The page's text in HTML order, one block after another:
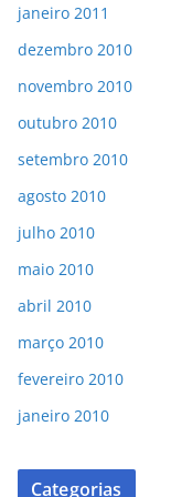
janeiro 2011
dezembro 2010
novembro 2010
outubro 2010
setembro 2010
agosto 2010
julho 2010
maio 2010
abril 2010
março 2010
fevereiro 2010
janeiro 2010
Categorias